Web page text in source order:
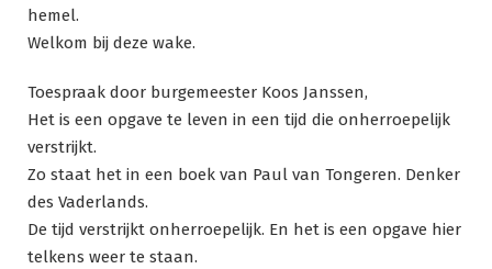
hemel.
Welkom bij deze wake.
Toespraak door burgemeester Koos Janssen,
Het is een opgave te leven in een tijd die onherroepelijk
verstrijkt.
Zo staat het in een boek van Paul van Tongeren. Denker
des Vaderlands.
De tijd verstrijkt onherroepelijk. En het is een opgave hier
telkens weer te staan.